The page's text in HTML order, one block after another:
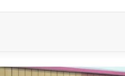
مدني : سلمى أمين